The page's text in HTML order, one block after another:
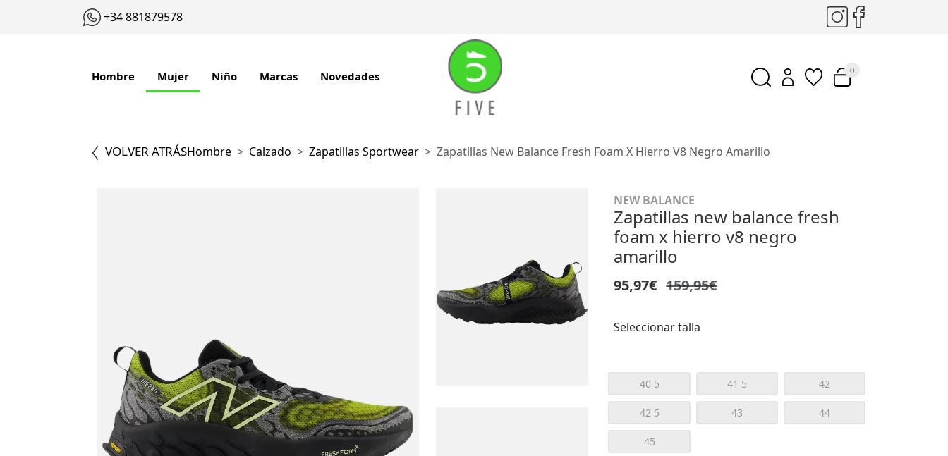
+34 881879578
Hombre Mujer Niño Marcas Novedades 0
VOLVER ATRÁSHombre Calzado Zapatillas Sportwear Zapatillas New Balance Fresh Foam X Hierro V8 Negro Amarillo
NEW BALANCE
Zapatillas new balance fresh
foam x hierro v8 negro
amarillo
95,97€ 159,95€
Seleccionar talla
40 5 41 5 42
42 5 43 44
45